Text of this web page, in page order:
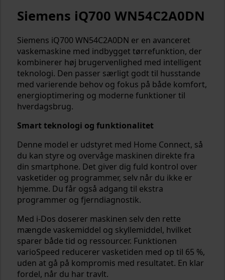
Siemens iQ700 WN54C2A0DN
Siemens iQ700 WN54C2A0DN er en avanceret
vaskemaskine med indbygget tørrefunktion, der
kombinerer høj brugervenlighed med intelligent
teknologi. Den passer særligt godt til husstande
med varierende behov og fokus på både komfort,
energioptimering og moderne funktioner til
hverdagsbrug.
Smart teknologi og funktionalitet
Denne model er udstyret med Home Connect, så
du kan styre og overvåge maskinen direkte fra
din smartphone. Det giver dig fuld kontrol over
vasketider og programmer, selv når du ikke er
hjemme. Du får også adgang til ekstra
programmer og fjerndiagnostik.
Med i-Dos doserer maskinen selv den rette
mængde vaskemiddel og skyllemiddel, hvilket
sparer både tid og ressourcer. Funktionen
varioSpeed reducerer vasketiden med op til 65 %,
uden at gå på kompromis med resultatet. En klar
fordel, når du har travlt.